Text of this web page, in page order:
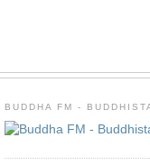
BUDDHA FM -